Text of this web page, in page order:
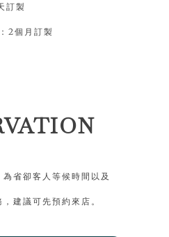
訂製
2個月訂製
省卻客人等候時間以及
建議可先預約來店。